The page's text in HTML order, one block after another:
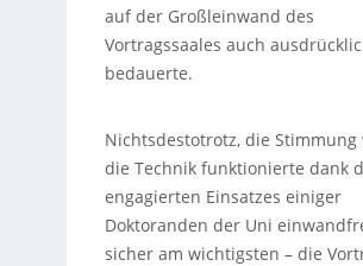
auf der Großleinwand des
Vortragssaales auch
bedauerte.
Nichtsdestotrotz, die Stimmung
die Technik funktionierte dank
engagierten Einsatzes einiger
Doktoranden der Uni
sicher am wichtigsten – die